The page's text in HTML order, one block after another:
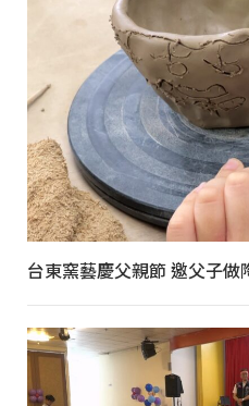
台東窯藝慶父親節 邀父子做